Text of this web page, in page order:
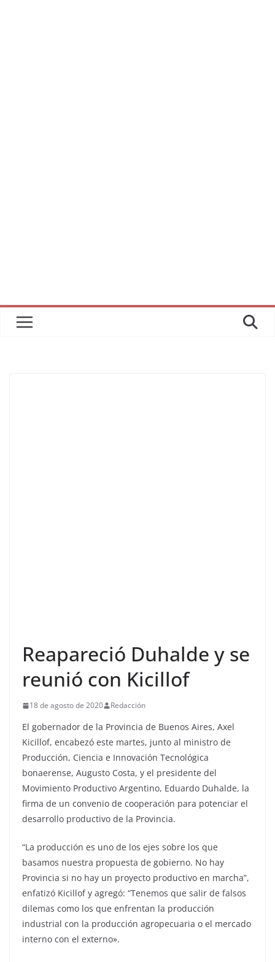
Reapareció Duhalde y se
reunió con Kicillof
18 de agosto de 2020 Redacción
El gobernador de la Provincia de Buenos Aires, Axel
Kicillof, encabezó este martes, junto al ministro de
Producción, Ciencia e Innovación Tecnológica
bonaerense, Augusto Costa, y el presidente del
Movimiento Productivo Argentino, Eduardo Duhalde, la
firma de un convenio de cooperación para potenciar el
desarrollo productivo de la Provincia.
“La producción es uno de los ejes sobre los que
basamos nuestra propuesta de gobierno. No hay
Provincia si no hay un proyecto productivo en marcha”,
enfatizó Kicillof y agregó: “Tenemos que salir de falsos
dilemas como los que enfrentan la producción
industrial con la producción agropecuaria o el mercado
interno con el externo».